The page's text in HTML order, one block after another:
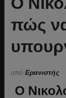
πώς να
από Ερανιστής
Ο